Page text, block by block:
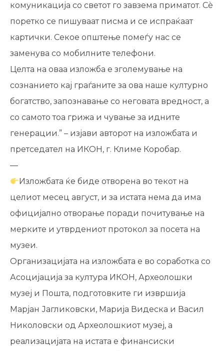
комуникација со светот го завзема приматот. Сѐ
поретко се пишуваат писма и се испраќаат
картички. Секое општење помеѓу нас се
заменува со мобилните телефони.
Целта на оваа изложба е зголемување на
сознанието кај граѓаните за ова наше културно
богатство, запознавање со неговата вредност, а
со самото тоа грижа и чување за идните
генерации.” – изјави авторот на изложбата и
претседател на ИКОН, г. Климе Коробар.
—
Изложбата ќе биде отворена во текот на
целиот месец август, и за истата нема да има
официјално отворање поради почитување на
мерките и утврдениoт протокол за посета на
музеи.
Организацијата на изложбата е во соработка со
Асоцијација за култура ИКОН, Археолошки
музеј и Пошта, подготовките ги извршија
Марјан Јагликовски, Марија Видеска и Васил
Николовски од Археолошкиот музеј, а
реализацијата на истата е финансиски